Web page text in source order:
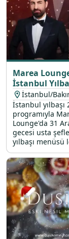
Marea
İstanbul
Programı
İstanbul/
İstanbul yılbaşı
programıyla
Lounge'da 31
gecesi usta
yılbaşı menüsü
Bilal Yıldırım
performans,
ve DJ
bekliyor.